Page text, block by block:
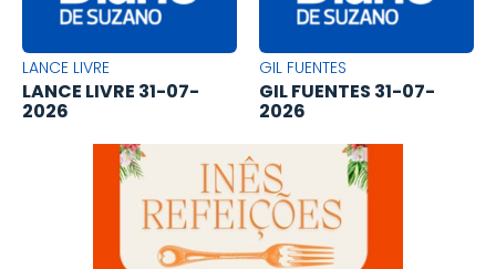
LANCE LIVRE
LANCE LIVRE 31-07-
2026
GIL FUENTES
GIL FUENTES 31-07-
2026